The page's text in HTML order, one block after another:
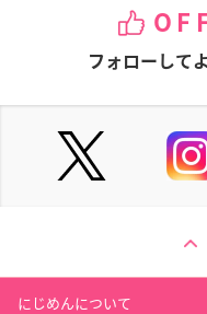
フォローして
にじめんについて